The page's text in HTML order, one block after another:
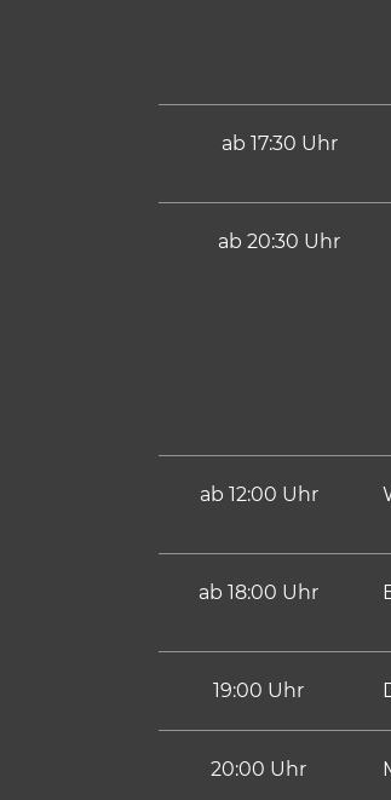
ab 17:30 Uhr
ab 20:30 Uhr
ab 12:00 Uhr
ab 18:00 Uhr
19:00 Uhr
20:00 Uhr